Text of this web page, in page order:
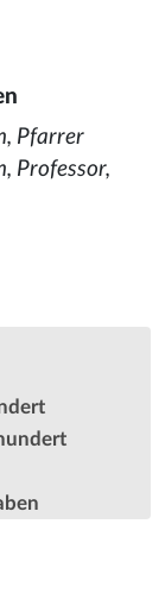
Pfarrer
Professor,